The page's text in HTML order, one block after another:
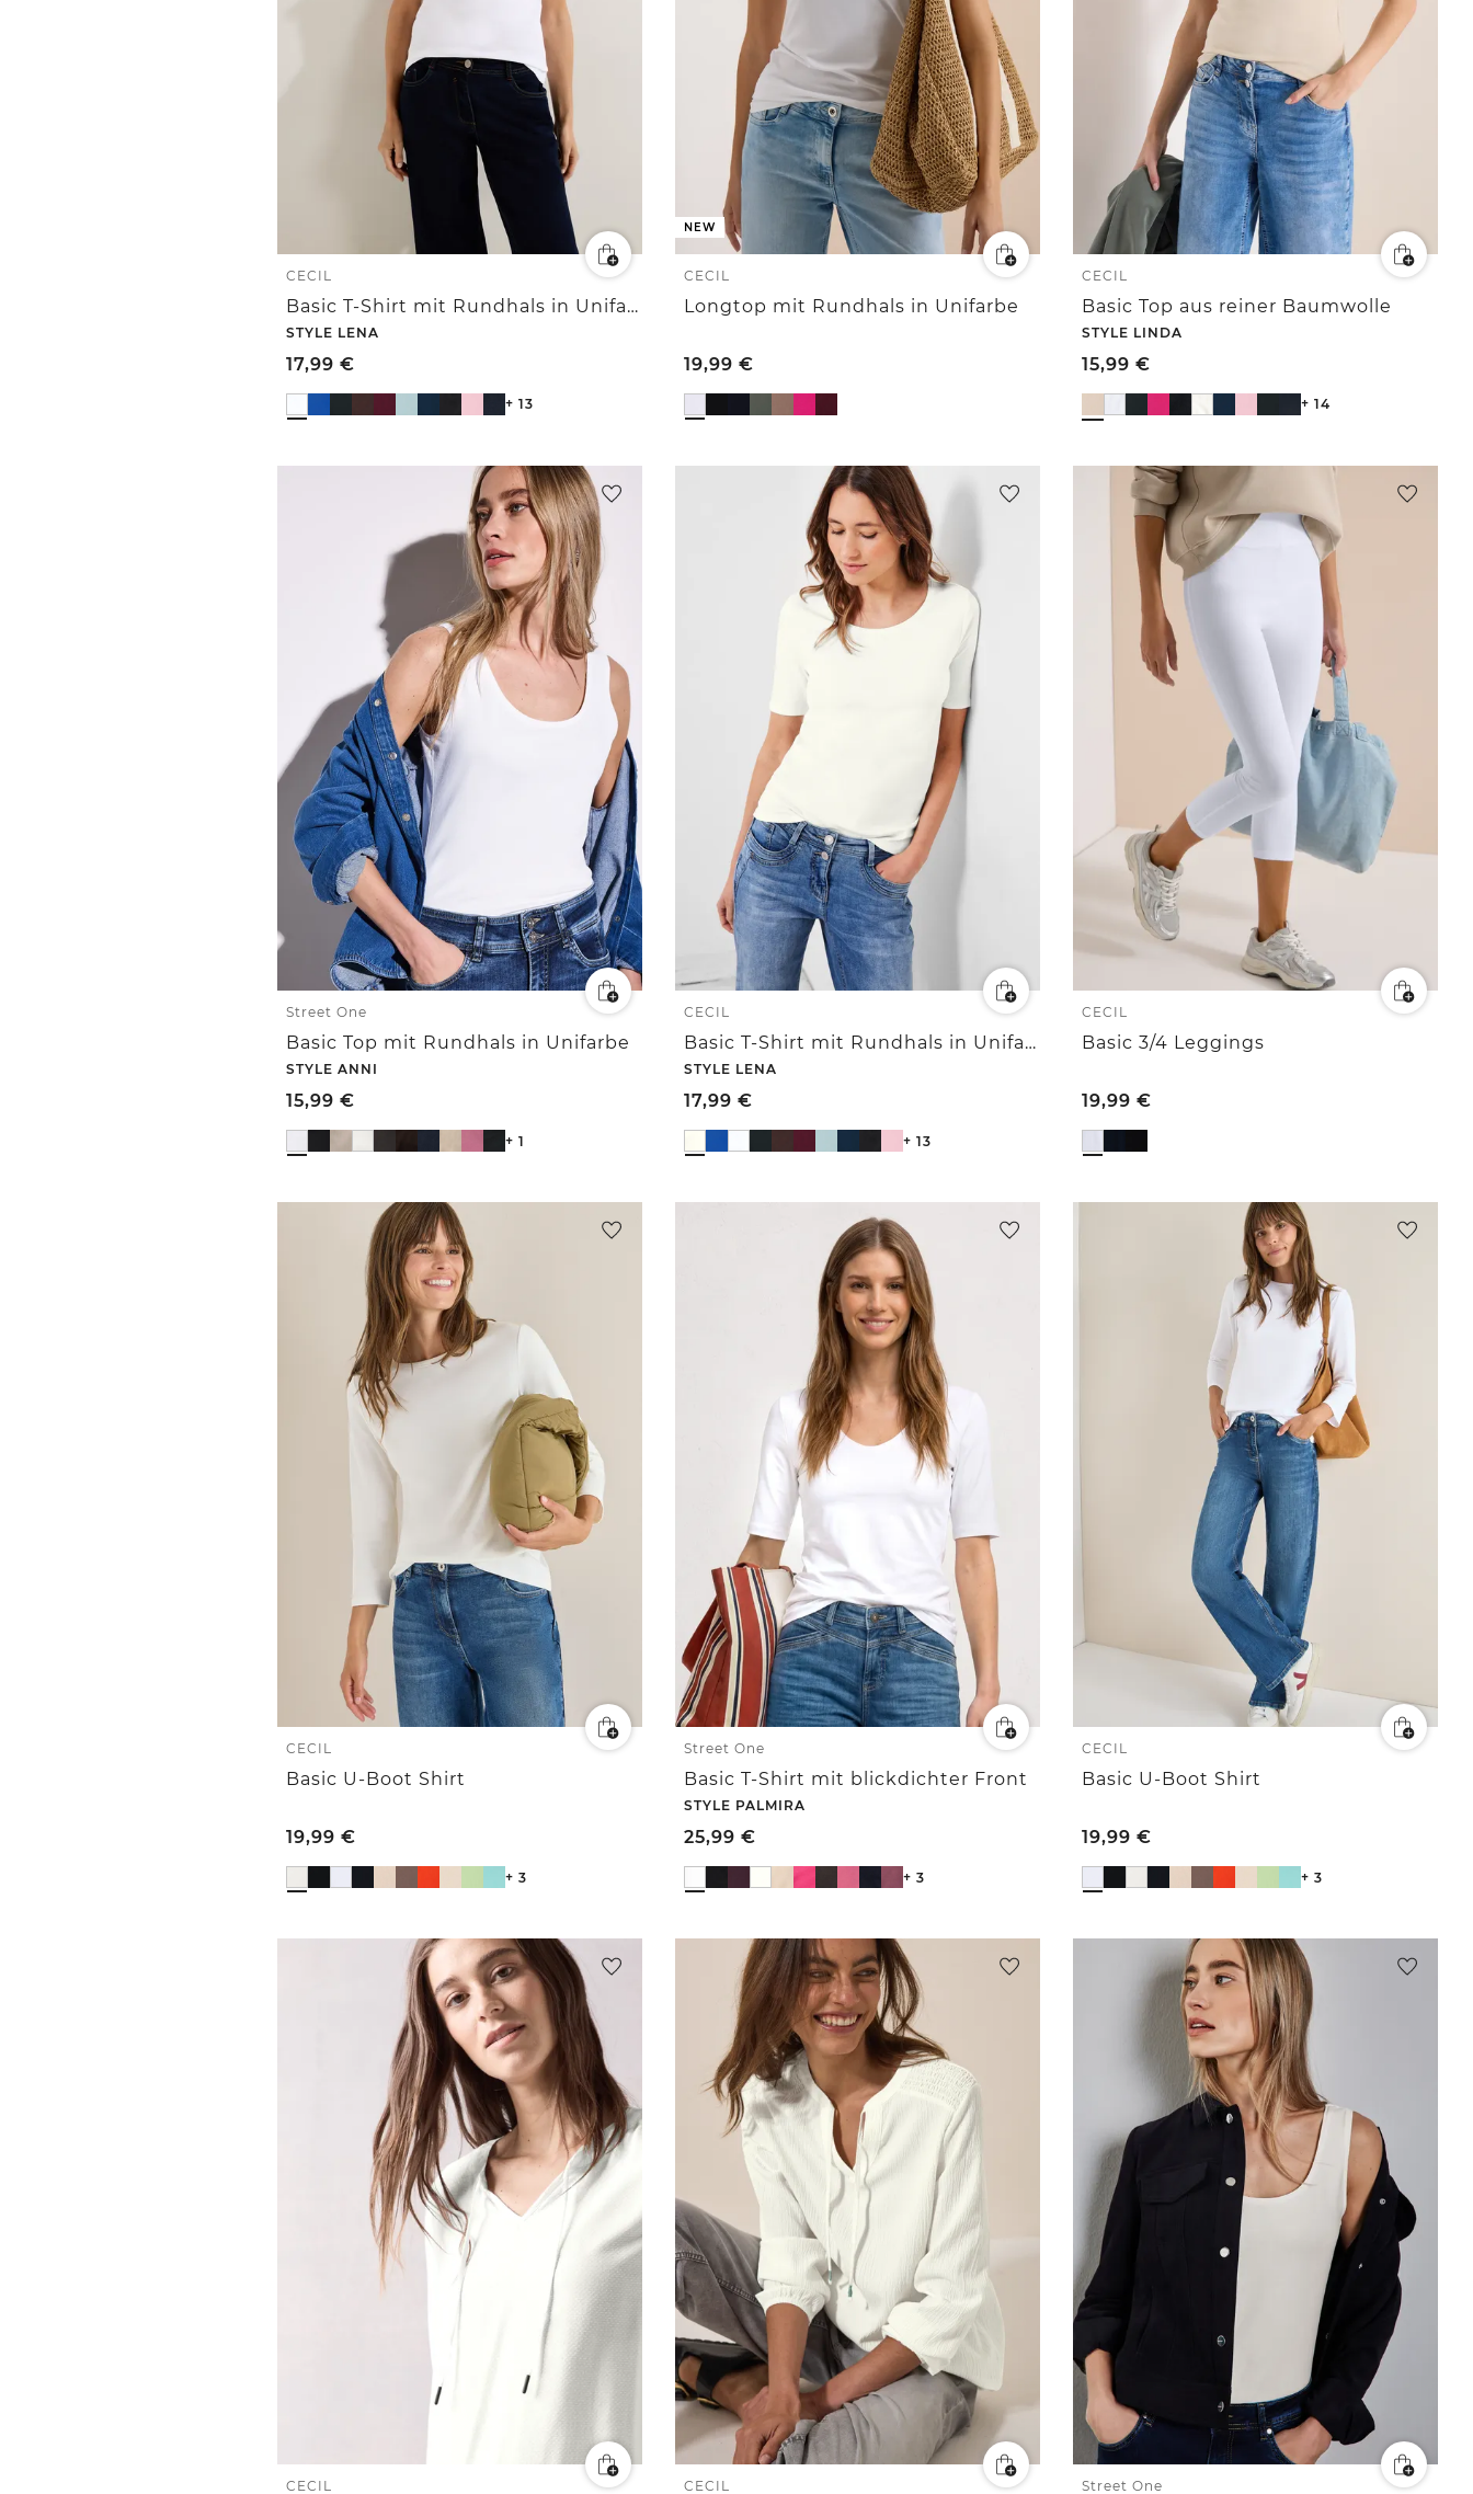
CECIL
Basic T-Shirt mit Rundhals in Unifarbe
STYLE LENA
17,99€
+ 13
NEW
CECIL
Longtop mit Rundhals in Unifarbe
19,99€
CECIL
Basic Top aus reiner Baumwolle
STYLE LINDA
15,99€
+ 14
Street One
Basic Top mit Rundhals in Unifarbe
STYLE ANNI
15,99€
+ 1
CECIL
Basic T-Shirt mit Rundhals in Unifarbe
STYLE LENA
17,99€
+ 13
CECIL
Basic 3/4 Leggings
19,99€
CECIL
Basic U-Boot Shirt
19,99€
+ 3
Street One
Basic T-Shirt mit blickdichter Front
STYLE PALMIRA
25,99€
+ 3
CECIL
Basic U-Boot Shirt
19,99€
+ 3
CECIL CECIL Street One